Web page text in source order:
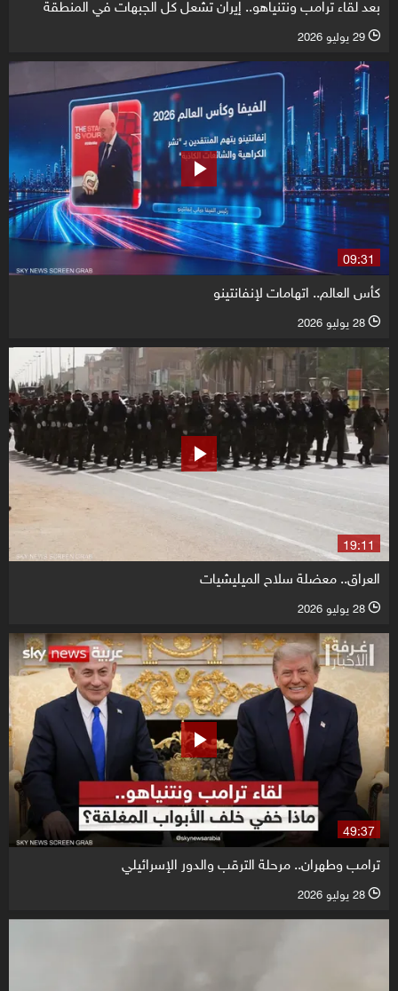
l 29 يوليو 2026
09:31
كأس العالم.. اتهامات لإنفانتينو
l 28 يوليو 2026
19:11
العراق.. معضلة سلاح الميليشيات
l 28 يوليو 2026
49:37
ترامب وطهران.. مرحلة الترقب والدور الإسرائيلي
l 28 يوليو 2026